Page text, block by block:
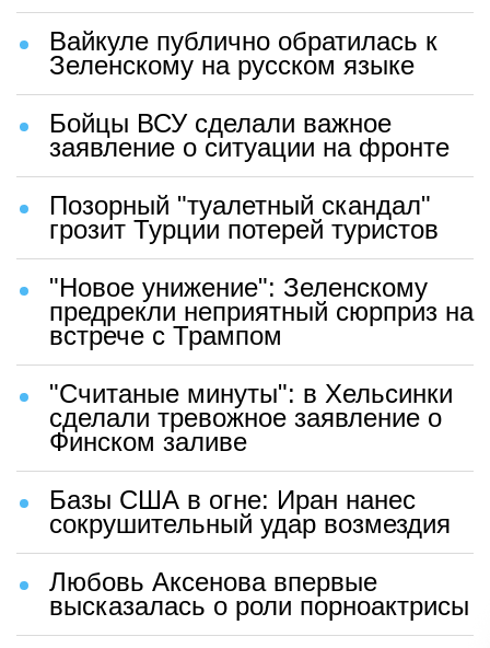
Вайкуле публично обратилась к
Зеленскому на русском языке
Бойцы ВСУ сделали важное
заявление о ситуации на фронте
Позорный "туалетный скандал"
грозит Турции потерей туристов
"Новое унижение": Зеленскому
предрекли неприятный сюрприз на
встрече с Трампом
"Считаные минуты": в Хельсинки
сделали тревожное заявление о
Финском заливе
Базы США в огне: Иран нанес
сокрушительный удар возмездия
Любовь Аксенова впервые
высказалась о роли порноактрисы